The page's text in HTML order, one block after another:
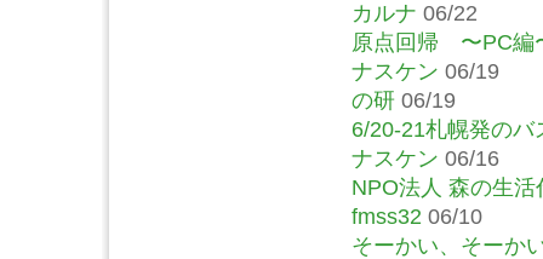
カルナ 06/22
原点回帰 〜PC編
ナスケン 06/19
の研 06/19
6/20-21札幌発の
ナスケン 06/16
NPO法人 森の生
fmss32 06/10
そーかい、そーか